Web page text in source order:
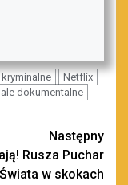
Netflix
dokumentalne
Następny
Rusza Puchar
Świata w skokach